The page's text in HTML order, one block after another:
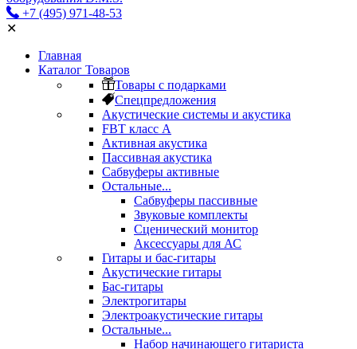
+7 (495) 971-48-53
✕
Главная
Каталог Товаров
Товары с подарками
Спецпредложения
Акустические системы и акустика
FBT класс А
Активная акустика
Пассивная акустика
Сабвуферы активные
Остальные...
Сабвуферы пассивные
Звуковые комплекты
Сценический монитор
Аксессуары для АС
Гитары и бас-гитары
Акустические гитары
Бас-гитары
Электрогитары
Электроакустические гитары
Остальные...
Набор начинающего гитариста